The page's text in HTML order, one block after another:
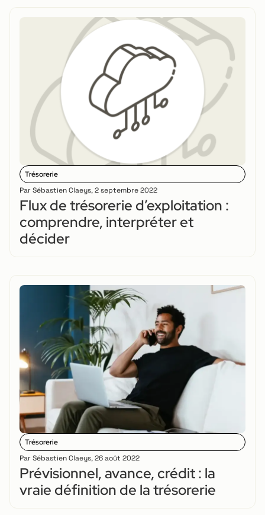
Trésorerie
Par Sébastien Claeys,2 septembre 2022
Flux de trésorerie d’exploitation :
comprendre, interpréter et
décider
Trésorerie
Par Sébastien Claeys,26 août 2022
Prévisionnel, avance, crédit : la
vraie définition de la trésorerie